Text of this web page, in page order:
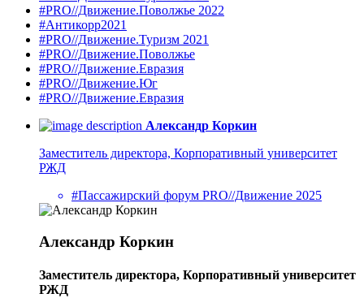
#PRO//Движение.Поволжье 2022
#Антикорр2021
#PRO//Движение.Туризм 2021
#PRO//Движение.Поволжье
#PRO//Движение.Евразия
#PRO//Движение.Юг
#PRO//Движение.Евразия
Александр Коркин
Заместитель директора, Корпоративный университет
РЖД
#Пассажирский форум PRO//Движение 2025
Александр Коркин
Заместитель директора, Корпоративный университет
РЖД